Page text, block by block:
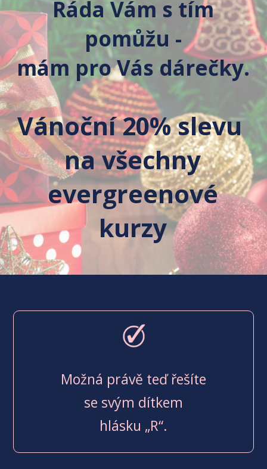
Ráda Vám s tím
pomůžu -
mám pro Vás dárečky.
Vánoční 20% slevu
na všechny
evergreenové
kurzy
Možná právě teď řešíte
se svým dítkem
hlásku „R“.